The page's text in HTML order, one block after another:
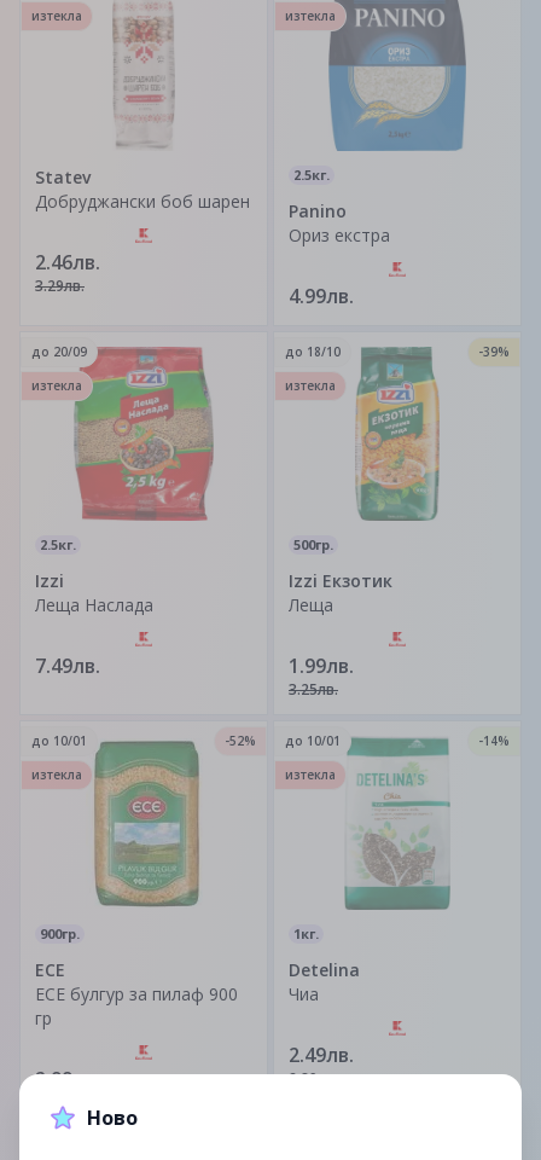
Statev
Добруджански боб шарен
2.46лв.
3.29лв.
изтекла
2.5кг.
Panino
Ориз екстра
4.99лв.
изтекла
2.5кг.
Izzi
Леща Наслада
7.49лв.
до 20/09
изтекла
500гр.
Izzi Екзотик
Леща
1.99лв.
3.25лв.
до 18/10
-39%
изтекла
900гр.
ЕСЕ
ECE булгур за пилаф 900
гр
2.99лв.
6.19лв.
до 10/01
-52%
изтекла
1кг.
Detelina
Чиа
2.49лв.
2.89лв.
до 10/01
-14%
изтекла
Ново